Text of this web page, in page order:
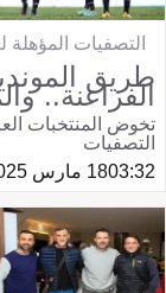
التصفيات المؤهلة
طريق
الفراعنة..
تخوض المنتخبات
التصفيات
03:3218 مارس 2025